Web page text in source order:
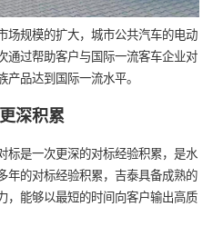
场规模的扩大，城市公共汽车的电动
通过帮助客户与国际一流客车企业对
品达到国际一流水平。
深积累
标是一次更深的对标经验积累，是水
年的对标经验积累，吉泰具备成熟的
，能够以最短的时间向客户输出高质